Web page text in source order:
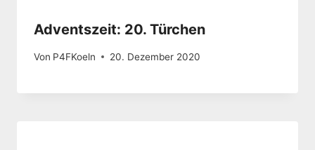
Adventszeit: 20. Türchen
Von P4FKoeln 20. Dezember 2020